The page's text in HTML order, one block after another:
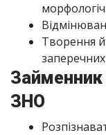
Творення
ЗНО